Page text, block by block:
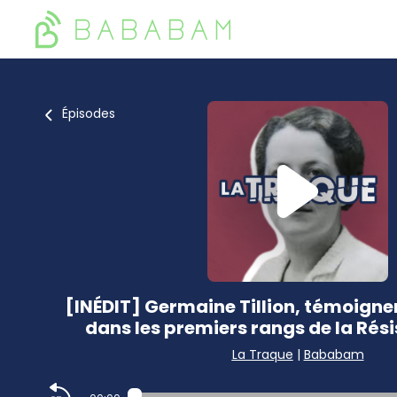
Épisodes
[INÉDIT] Germaine Tillion,
dans les premiers rangs de la
La Traque | Bababam